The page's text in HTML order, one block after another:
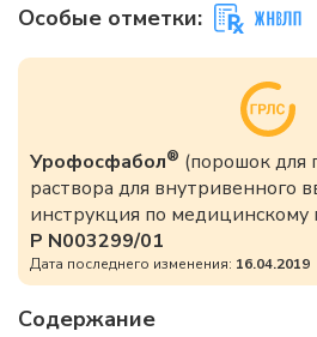
Особые отметки:
Урофосфабол® (порошок для
раствора для внутривенного
инструкция по
Р N003299/01
Дата последнего изменения: 16.04.2019
Содержание